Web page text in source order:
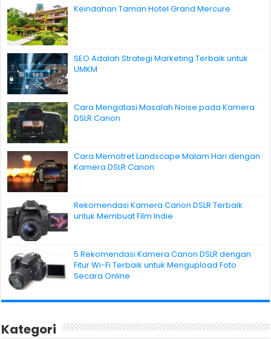
Keindahan Taman Hotel Grand Mercure
SEO Adalah Strategi Marketing Terbaik untuk
UMKM
Cara Mengatasi Masalah Noise pada Kamera
DSLR Canon
Cara Memotret Landscape Malam Hari dengan
Kamera DSLR Canon
Rekomendasi Kamera Canon DSLR Terbaik
untuk Membuat Film Indie
5 Rekomendasi Kamera Canon DSLR dengan
Fitur Wi-Fi Terbaik untuk Mengupload Foto
Secara Online
Kategori